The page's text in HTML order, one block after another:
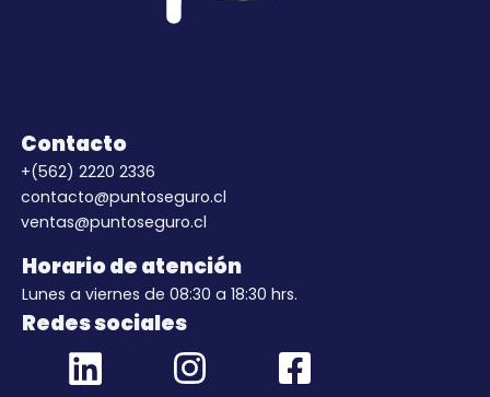
Contacto
+(562) 2220 2336
contacto@puntoseguro.cl
ventas@puntoseguro.cl
Horario de atención
Lunes a viernes de 08:30 a 18:30 hrs.
Redes sociales